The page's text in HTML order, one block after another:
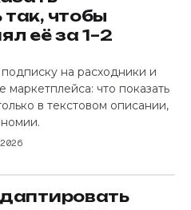
чтобы
её за 1–2
на расходники и
маркетплейса: что показать
в текстовом описании,